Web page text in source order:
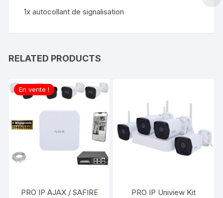
1x autocollant de signalisation
RELATED PRODUCTS
En vente !
PRO IP AJAX / SAFIRE
PRO IP Uniview Kit